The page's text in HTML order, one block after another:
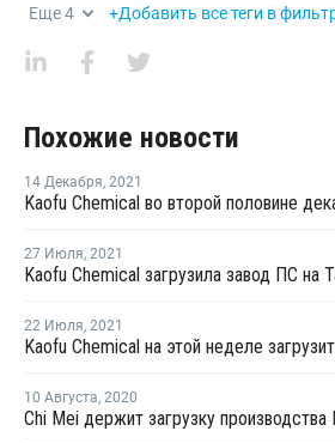
Еще4 +Добавить все теги в
Похожие новости
14 Декабря, 2021
27 Июля, 2021
Kaofu Chemical загрузила завод ПС на
22 Июля, 2021
10 Августа, 2020